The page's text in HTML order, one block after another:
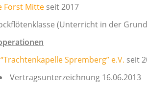
Forst Mitte seit 2017
(Unterricht in der
Spremberg” e.V. seit
Vertragsunterzeichnung 16.06.2013